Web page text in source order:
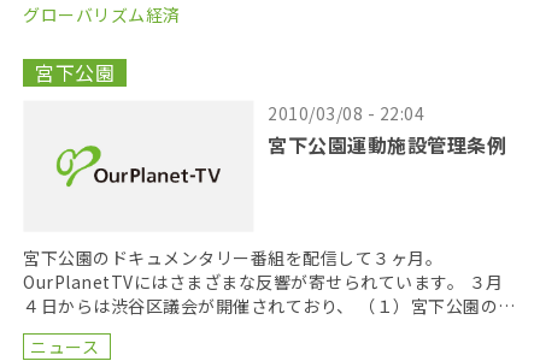
グローバリズム経済
宮下公園
2010/03/08 - 22:04
宮下公園運動施設管理条例
宮下公園のドキュメンタリー番組を配信して３ヶ月。
OurPlanetTVにはさまざまな反響が寄せられています。 ３月
４日からは渋谷区議会が開催されており、 （１）宮下公園の運
動公園化を進めるための条例 （２）宮下ナイキ公 […]
ニュース